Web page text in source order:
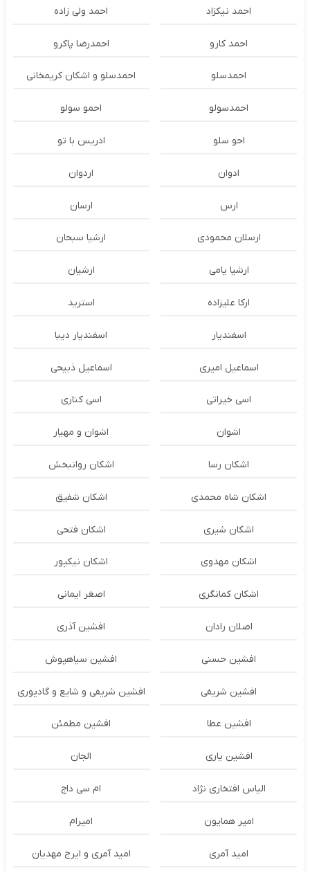
احمد نیکزاد احمد ولی زاده
احمد کارو احمدرضا پاکرو
احمدسلو احمدسلو و اشکان کریمخانی
احمدسولو احمو سولو
احو سلو ادریس با تو
ادوان اردوان
ارس ارسان
ارسلان محمودی ارشیا سبحان
ارشیا یامی ارشیان
ارکا علیزاده استرید
اسفندیار اسفندیار دیبا
اسماعیل امیری اسماعیل ذبیحی
اسی خیراتی اسی کناری
اشوان اشوان و مهیار
اشکان رسا اشکان روانبخش
اشکان شاه محمدی اشکان شفیق
اشکان شیری اشکان فتحی
اشکان مهدوی اشکان نیکپور
اشکان‌ کمانگری اصغر ایمانی
اصلان رادان افشین آذری
افشین حسنی افشین سیاهپوش
افشین شریفی افشین شریفی و شایع و گادپوری
افشین عطا افشین مطمئن
افشین یاری الجان
الیاس افتخاری نژاد ام سی داج
امير همايون اميرام
امید آمری امید آمری و ایرج مهدیان